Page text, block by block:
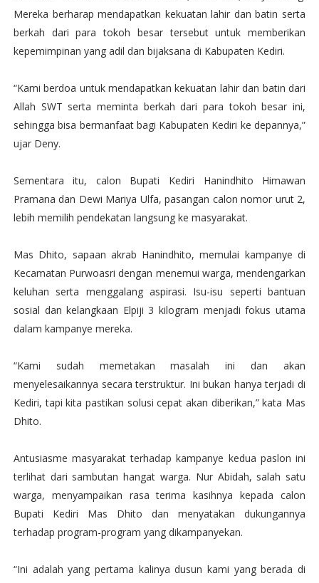
Mereka berharap mendapatkan kekuatan lahir dan batin serta
berkah dari para tokoh besar tersebut untuk memberikan
kepemimpinan yang adil dan bijaksana di Kabupaten Kediri.
“Kami berdoa untuk mendapatkan kekuatan lahir dan batin dari
Allah SWT serta meminta berkah dari para tokoh besar ini,
sehingga bisa bermanfaat bagi Kabupaten Kediri ke depannya,”
ujar Deny.
Sementara itu, calon Bupati Kediri Hanindhito Himawan
Pramana dan Dewi Mariya Ulfa, pasangan calon nomor urut 2,
lebih memilih pendekatan langsung ke masyarakat.
Mas Dhito, sapaan akrab Hanindhito, memulai kampanye di
Kecamatan Purwoasri dengan menemui warga, mendengarkan
keluhan serta menggalang aspirasi. Isu-isu seperti bantuan
sosial dan kelangkaan Elpiji 3 kilogram menjadi fokus utama
dalam kampanye mereka.
“Kami sudah memetakan masalah ini dan akan
menyelesaikannya secara terstruktur. Ini bukan hanya terjadi di
Kediri, tapi kita pastikan solusi cepat akan diberikan,” kata Mas
Dhito.
Antusiasme masyarakat terhadap kampanye kedua paslon ini
terlihat dari sambutan hangat warga. Nur Abidah, salah satu
warga, menyampaikan rasa terima kasihnya kepada calon
Bupati Kediri Mas Dhito dan menyatakan dukungannya
terhadap program-program yang dikampanyekan.
“Ini adalah yang pertama kalinya dusun kami yang berada di